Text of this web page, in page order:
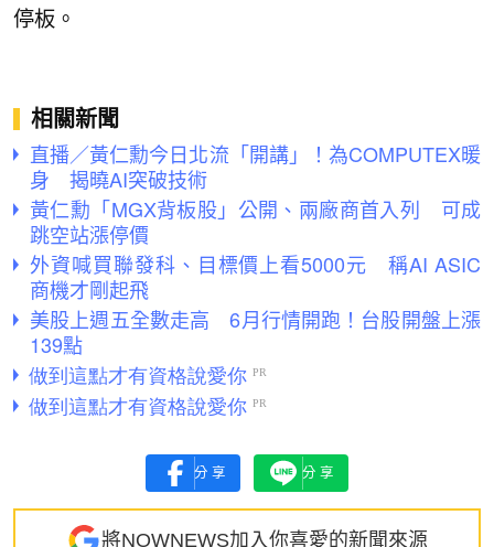
停板。
相關新聞
直播／黃仁勳今日北流「開講」！為COMPUTEX暖
身 揭曉AI突破技術
黃仁勳「MGX背板股」公開、兩廠商首入列 可成
跳空站漲停價
外資喊買聯發科、目標價上看5000元 稱AI ASIC
商機才剛起飛
美股上週五全數走高 6月行情開跑！台股開盤上漲
139點
分享 分享
將NOWNEWS加入你喜愛的新聞來源